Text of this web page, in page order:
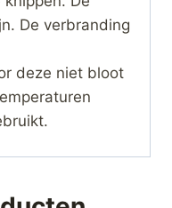
De verbranding
deze niet bloot